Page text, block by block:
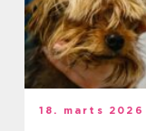
18. marts 2026